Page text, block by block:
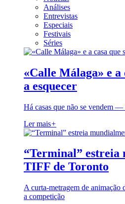
Análises
Entrevistas
Especiais
Festivais
Séries
«Calle Málaga» e a
a esquecer
Há casas que não se vendem
Ler mais+
“Terminal” estreia
TIFF de Toronto
A curta-metragem de animação
a competição